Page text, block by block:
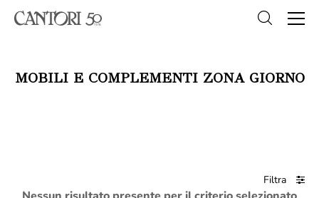
MOBILI E COMPLEMENTI ZONA GIORNO
Filtra